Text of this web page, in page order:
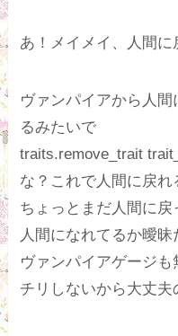
あ！メイメイ、人間に
ヴァンパイアから人
るみたいで
traits.remove_trait
な？これで人間に戻れ
ちょっとまだ人間に戻
人間になれてるか曖昧
ヴァンパイアゲージ
チリしないから大丈夫